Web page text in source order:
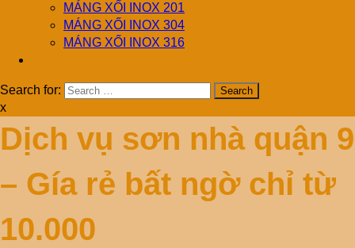
MÁNG XỐI INOX 201
MÁNG XỐI INOX 304
MÁNG XỐI INOX 316
Search for:
x
Dịch vụ sơn nhà quận 9
– Gía rẻ bất ngờ chỉ từ
10.000